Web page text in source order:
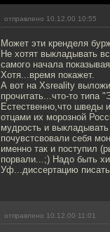
отправлено 10.12.00 10:55
Может эти кренделя
Не хотят выкладывать
самого начала
Хотя...время покажет.
А вот на Xsreality
прочитать...что-то типа
Естественно,что шведы
отцами их морозной
мудрость и
почувстсвовали себя
именно так и поступил
порвали...;) Надо быть
Уф...диссертацию
отправлено 10.12.00 11:01